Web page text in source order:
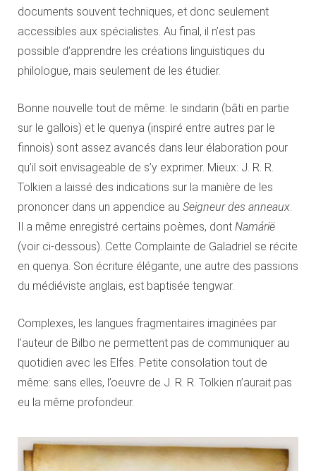
documents souvent techniques, et donc seulement
accessibles aux spécialistes. Au final, il n’est pas
possible d’apprendre les créations linguistiques du
philologue, mais seulement de les étudier.
Bonne nouvelle tout de même: le sindarin (bâti en partie
sur le gallois) et le quenya (inspiré entre autres par le
finnois) sont assez avancés dans leur élaboration pour
qu’il soit envisageable de s’y exprimer. Mieux: J. R. R.
Tolkien a laissé des indications sur la manière de les
prononcer dans un appendice au Seigneur des anneaux.
Il a même enregistré certains poèmes, dont Namárië
(voir ci-dessous). Cette Complainte de Galadriel se récite
en quenya. Son écriture élégante, une autre des passions
du médiéviste anglais, est baptisée tengwar.
Complexes, les langues fragmentaires imaginées par
l’auteur de Bilbo ne permettent pas de communiquer au
quotidien avec les Elfes. Petite consolation tout de
même: sans elles, l’oeuvre de J. R. R. Tolkien n’aurait pas
eu la même profondeur.